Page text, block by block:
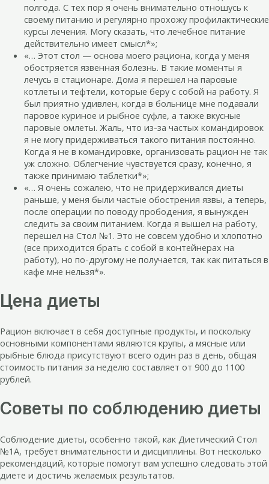
полгода. С тех пор я очень внимательно отношусь к
своему питанию и регулярно прохожу профилактические
курсы лечения. Могу сказать, что лечебное питание
действительно имеет смысл*»;
«… Этот стол — основа моего рациона, когда у меня
обостряется язвенная болезнь. В такие моменты я
лечусь в стационаре. Дома я перешел на паровые
котлеты и тефтели, которые беру с собой на работу. Я
был приятно удивлен, когда в больнице мне подавали
паровое куриное и рыбное суфле, а также вкусные
паровые омлеты. Жаль, что из-за частых командировок
я не могу придерживаться такого питания постоянно.
Когда я не в командировке, организовать рацион не так
уж сложно. Облегчение чувствуется сразу, конечно, я
также принимаю таблетки*»;
«… Я очень сожалею, что не придерживался диеты
раньше, у меня были частые обострения язвы, а теперь,
после операции по поводу прободения, я вынужден
следить за своим питанием. Когда я вышел на работу,
перешел на Стол №1. Это не совсем удобно и хлопотно
(все приходится брать с собой в контейнерах на
работу), но по-другому не получается, так как питаться в
кафе мне нельзя*».
Цена диеты
Рацион включает в себя доступные продукты, и поскольку
основными компонентами являются крупы, а мясные или
рыбные блюда присутствуют всего один раз в день, общая
стоимость питания за неделю составляет от 900 до 1100
рублей.
Советы по соблюдению диеты
Соблюдение диеты, особенно такой, как Диетический Стол
№1А, требует внимательности и дисциплины. Вот несколько
рекомендаций, которые помогут вам успешно следовать этой
диете и достичь желаемых результатов.